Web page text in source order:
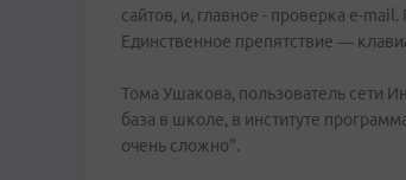
сайтов, и, главное - проверка e-
Единственное препятствие —
Тома Ушакова, пользователь сети
база в школе, в институте
очень сложно".